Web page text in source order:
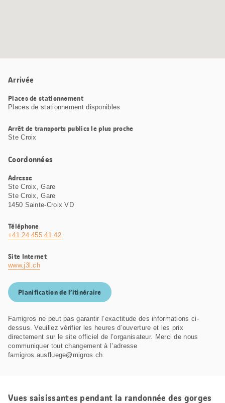
Arrivée
Places de stationnement
Places de stationnement disponibles
Arrêt de transports publics le plus proche
Ste Croix
Coordonnées
Adresse
Ste Croix, Gare
Ste Croix, Gare
1450 Sainte-Croix VD
Téléphone
+41 24 455 41 42
Site Internet
www.j3l.ch
Planification de l’itinéraire
Famigros ne peut pas garantir l’exactitude des informations ci-
dessus. Veuillez vérifier les heures d’ouverture et les prix
directement sur le site officiel de l’organisateur. Merci de nous
communiquer tout changement à l’adresse
famigros.ausfluege@migros.ch.
Vues saisissantes pendant la randonnée des gorges